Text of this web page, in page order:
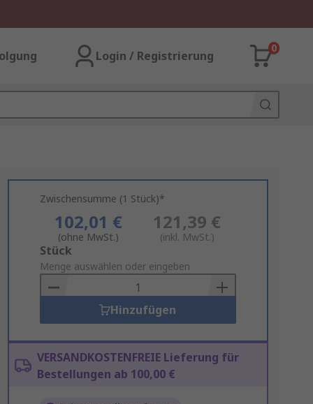
Login / Registrierung
0
Zwischensumme (1 Stück)*
102,01 €
(ohne MwSt.)
121,39 €
(inkl. MwSt.)
Add
to
Basket
Stück
Menge auswählen oder eingeben
Hinzufügen
VERSANDKOSTENFREIE Lieferung für
Bestellungen ab 100,00 €